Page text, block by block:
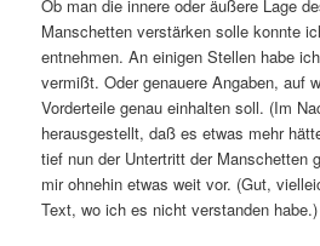
Ob man die innere oder äußere Lage
Manschetten verstärken solle konnte
entnehmen. An einigen Stellen habe
vermißt. Oder genauere Angaben, auf
Vorderteile genau einhalten soll. (Im
herausgestellt, daß es etwas mehr
tief nun der Untertritt der Manschetten
mir ohnehin etwas weit vor. (Gut,
Text, wo ich es nicht verstanden habe.)